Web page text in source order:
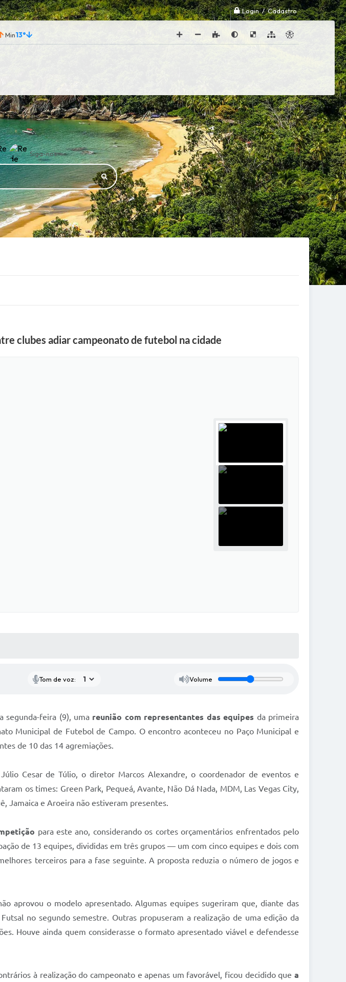
Login / Cadastro
13°
Siga-nos
clubes adiar campeonato de futebol na cidade
Tom de voz: Volume
segunda-feira (9), uma reunião com representantes das equipes da primeira
Municipal de Futebol de Campo. O encontro aconteceu no Paço Municipal e
de 10 das 14 agremiações.
Cesar de Túlio, o diretor Marcos Alexandre, o coordenador de eventos e
os times: Green Park, Pequeá, Avante, Não Dá Nada, MDM, Las Vegas City,
Jamaica e Aroeira não estiveram presentes.
para este ano, considerando os cortes orçamentários enfrentados pelo
de 13 equipes, divididas em três grupos — um com cinco equipes e dois com
terceiros para a fase seguinte. A proposta reduzia o número de jogos e
aprovou o modelo apresentado. Algumas equipes sugeriram que, diante das
no segundo semestre. Outras propuseram a realização de uma edição da
Houve ainda quem considerasse o formato apresentado viável e defendesse
à realização do campeonato e apenas um favorável, ficou decidido que a